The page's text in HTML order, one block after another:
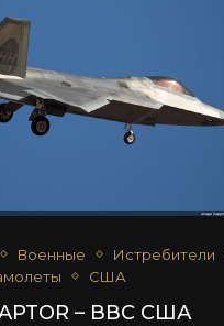
Военные
Истребители
США
– ВВС США